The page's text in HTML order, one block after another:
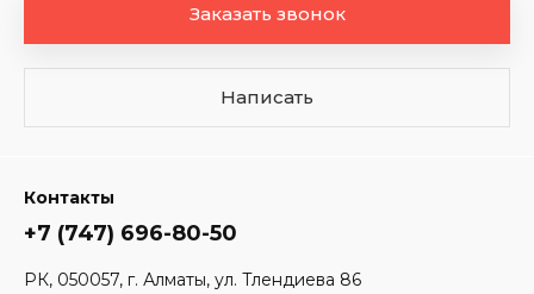
Заказать звонок
Написать
Контакты
+7 (747) 696-80-50
РК, 050057, г. Алматы, ул. Тлендиева 86